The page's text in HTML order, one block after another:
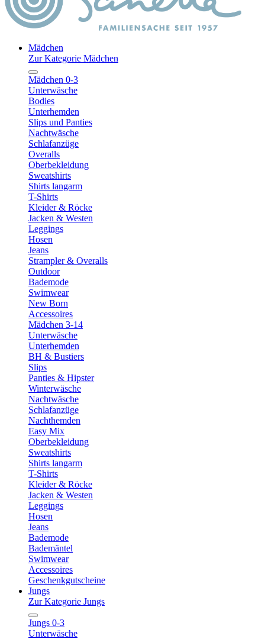
Mädchen
Zur Kategorie Mädchen
Mädchen 0-3
Unterwäsche
Bodies
Unterhemden
Slips und Panties
Nachtwäsche
Schlafanzüge
Overalls
Oberbekleidung
Sweatshirts
Shirts langarm
T-Shirts
Kleider & Röcke
Jacken & Westen
Leggings
Hosen
Jeans
Strampler & Overalls
Outdoor
Bademode
Swimwear
New Born
Accessoires
Mädchen 3-14
Unterwäsche
Unterhemden
BH & Bustiers
Slips
Panties & Hipster
Winterwäsche
Nachtwäsche
Schlafanzüge
Nachthemden
Easy Mix
Oberbekleidung
Sweatshirts
Shirts langarm
T-Shirts
Kleider & Röcke
Jacken & Westen
Leggings
Hosen
Jeans
Bademode
Bademäntel
Swimwear
Accessoires
Geschenkgutscheine
Jungs
Zur Kategorie Jungs
Jungs 0-3
Unterwäsche